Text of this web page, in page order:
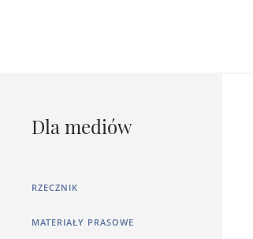
Dla mediów
RZECZNIK
MATERIAŁY PRASOWE